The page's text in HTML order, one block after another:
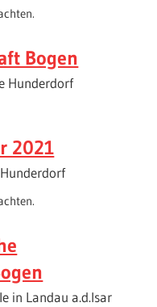
Bogen
Hunderdorf
2021
in Landau a.d.Isar